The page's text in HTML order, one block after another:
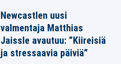
Newcastlen uusi
valmentaja Matthias
Jaissle avautuu: ”Kiireisiä
ja stressaavia päiviä”